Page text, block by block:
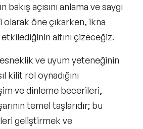
bakış açısını anlama ve saygı
öne çıkarken, ikna
etkilediğinin altını çizeceğiz.
esneklik ve uyum yeteneğinin
kilit rol oynadığını
ve dinleme becerileri,
temel taşlarıdır; bu
geliştirmek ve